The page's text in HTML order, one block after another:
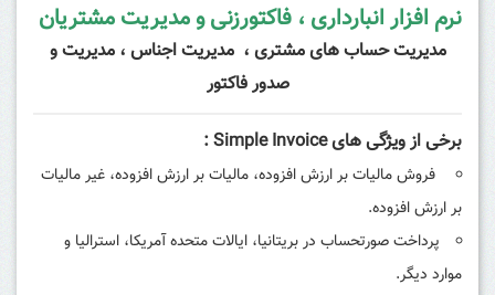
نرم افزار انبارداری ، فاکتورزنی و مدیریت مشتریان
مدیریت حساب های مشتری ، مدیریت اجناس ، مدیریت و
صدور فاکتور
برخی از ویژگی های Simple Invoice :
فروش مالیات بر ارزش افزوده، مالیات بر ارزش افزوده، غیر مالیات
بر ارزش افزوده.
پرداخت صورتحساب در بریتانیا، ایالات متحده آمریکا، استرالیا و
موارد دیگر.